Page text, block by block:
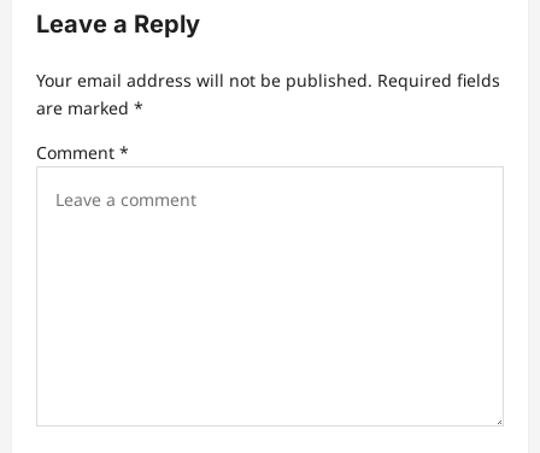
v
g
t
Leave a Reply
Your email address will not be published. Required fields
are marked *
Comment *